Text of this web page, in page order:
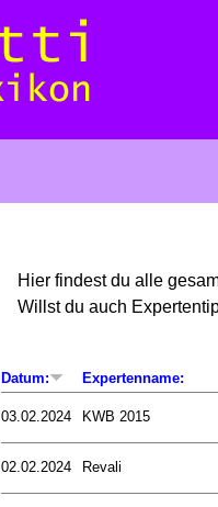
Hier findest du alle
Willst du auch
Datum: Expertenname:
03.02.2024 KWB 2015
02.02.2024 Revali